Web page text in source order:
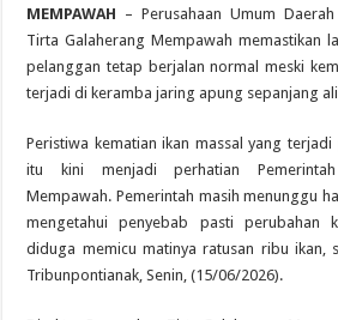
MEMPAWAH – Perusahaan Umum
Tirta Galaherang Mempawah memastikan
pelanggan tetap berjalan normal meski
terjadi di keramba jaring apung sepanjang
Peristiwa kematian ikan massal yang
itu kini menjadi perhatian Pemerintah
Mempawah. Pemerintah masih menunggu
mengetahui penyebab pasti perubahan
diduga memicu matinya ratusan ribu ikan,
Tribunpontianak, Senin, (15/06/2026).